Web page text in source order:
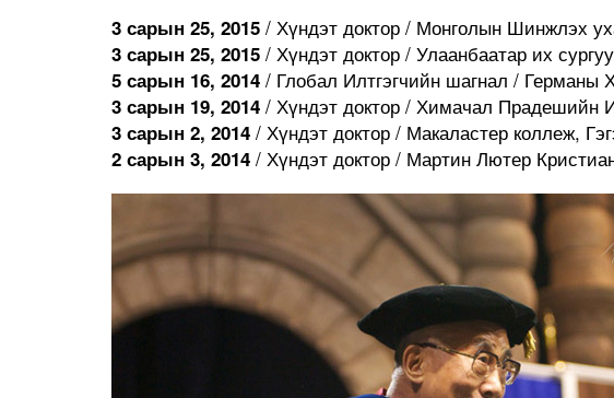
3 сарын 25, 2015 / Хүндэт доктор / Монголын Шинжлэх
3 сарын 25, 2015 / Хүндэт доктор / Улаанбаатар их
5 сарын 16, 2014 / Глобал Илтгэгчийн шагнал /
3 сарын 19, 2014 / Хүндэт доктор / Химачал Прадешийн
3 сарын 2, 2014 / Хүндэт доктор / Макаластер коллеж,
2 сарын 3, 2014 / Хүндэт доктор / Мартин Лютер